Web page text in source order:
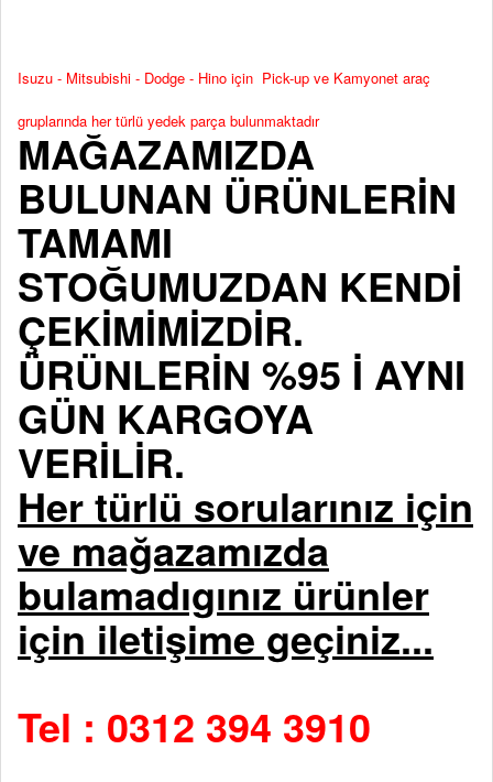
Isuzu - Mitsubishi - Dodge - Hino için Pick-up ve Kamyonet araç
gruplarında her türlü yedek parça bulunmaktadır
MAĞAZAMIZDA
BULUNAN ÜRÜNLERİN
TAMAMI
STOĞUMUZDAN KENDİ
ÇEKİMİMİZDİR.
ÜRÜNLERİN %95 İ AYNI
GÜN KARGOYA
VERİLİR.
Her türlü sorularınız için
ve mağazamızda
bulamadıgınız ürünler
için iletişime geçiniz...
Tel : 0312 394 3910